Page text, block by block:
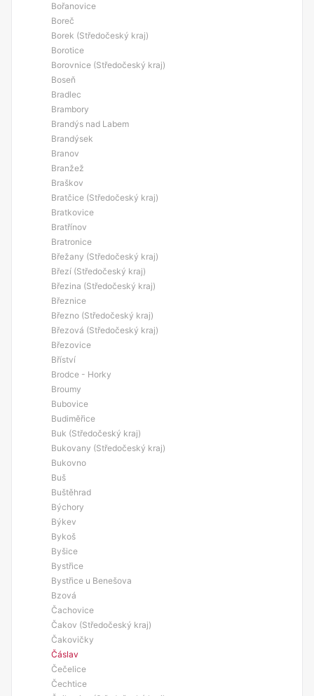
Bořanovice
Boreč
Borek (Středočeský kraj)
Borotice
Borovnice (Středočeský kraj)
Boseň
Bradlec
Brambory
Brandýs nad Labem
Brandýsek
Branov
Branžež
Braškov
Bratčice (Středočeský kraj)
Bratkovice
Bratřínov
Bratronice
Břežany (Středočeský kraj)
Březí (Středočeský kraj)
Březina (Středočeský kraj)
Březnice
Březno (Středočeský kraj)
Březová (Středočeský kraj)
Březovice
Bříství
Brodce - Horky
Broumy
Bubovice
Budiměřice
Buk (Středočeský kraj)
Bukovany (Středočeský kraj)
Bukovno
Buš
Buštěhrad
Býchory
Býkev
Bykoš
Byšice
Bystřice
Bystřice u Benešova
Bzová
Čachovice
Čakov (Středočeský kraj)
Čakovičky
Čáslav
Čečelice
Čechtice